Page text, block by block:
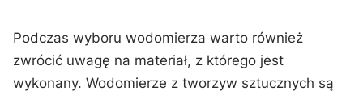
Podczas wyboru wodomierza warto również
zwrócić uwagę na materiał, z którego jest
wykonany. Wodomierze z tworzyw sztucznych są